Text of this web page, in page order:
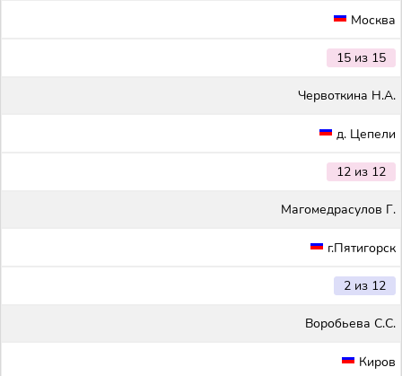
Москва
15 из 15
Червоткина Н.А.
д. Цепели
12 из 12
Магомедрасулов Г.
г.Пятигорск
2 из 12
Воробьева С.С.
Киров